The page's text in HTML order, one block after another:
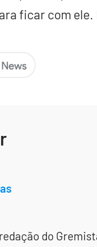
ficar com
do